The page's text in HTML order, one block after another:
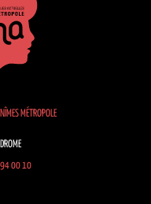
MÉTROPOLE
00 10